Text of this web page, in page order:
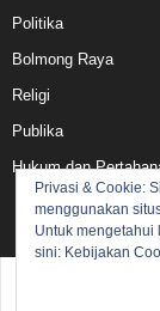
Politika
Bolmong Raya
Religi
Publika
Hukum dan
Privasi & Cookie:
menggunakan
Untuk mengetahui
sini: Kebijakan